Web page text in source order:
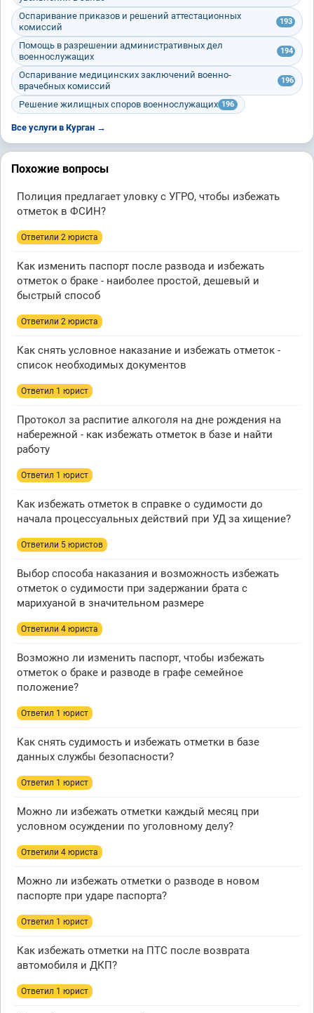
Оспаривание приказов и решений аттестационных
комиссий
193
Помощь в разрешении административных дел
военнослужащих
194
Оспаривание медицинских заключений военно-
врачебных комиссий
196
Решение жилищных споров военнослужащих 196
Все услуги в Курган →
Похожие вопросы
Полиция предлагает уловку с УГРО, чтобы избежать
отметок в ФСИН?
Ответили 2 юристa
Как изменить паспорт после развода и избежать
отметок о браке - наиболее простой, дешевый и
быстрый способ
Ответили 2 юристa
Как снять условное наказание и избежать отметок -
список необходимых документов
Ответил 1 юрист
Протокол за распитие алкоголя на дне рождения на
набережной - как избежать отметок в базе и найти
работу
Ответил 1 юрист
Как избежать отметок в справке о судимости до
начала процессуальных действий при УД за хищение?
Ответили 5 юристов
Выбор способа наказания и возможность избежать
отметок о судимости при задержании брата с
марихуаной в значительном размере
Ответили 4 юристa
Возможно ли изменить паспорт, чтобы избежать
отметок о браке и разводе в графе семейное
положение?
Ответил 1 юрист
Как снять судимость и избежать отметки в базе
данных службы безопасности?
Ответил 1 юрист
Можно ли избежать отметки каждый месяц при
условном осуждении по уголовному делу?
Ответили 4 юристa
Можно ли избежать отметки о разводе в новом
паспорте при ударе паспорта?
Ответил 1 юрист
Как избежать отметки на ПТС после возврата
автомобиля и ДКП?
Ответил 1 юрист